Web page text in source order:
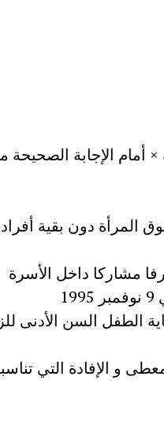
: ضع علامة × أمام الإجابة
المرأة دون بقية
الطفل السن الأدنى